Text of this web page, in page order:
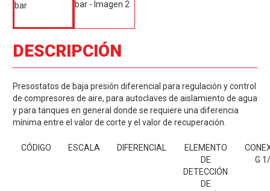
DESCRIPCIÓN
Presostatos de baja presión diferencial para regulación y control
de compresores de aire, para autoclaves de aislamiento de agua
y para tanques en general donde se requiere una diferencia
mínima entre el valor de corte y el valor de recuperación.
CÓDIGO ESCALA DIFERENCIAL
ELEMENTO
DE
DETECCIÓN
DE
G